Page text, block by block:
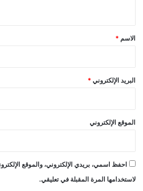
*
الاسم *
البريد الإلكتروني *
الموقع الإلكتروني
احفظ اسمي، بريدي الإلكتروني، والموقع
لاستخدامها المرة المقبلة في تعليقي.